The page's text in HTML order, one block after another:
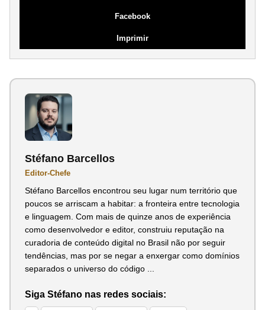
Facebook
Imprimir
Stéfano Barcellos
Editor-Chefe
Stéfano Barcellos encontrou seu lugar num território que
poucos se arriscam a habitar: a fronteira entre tecnologia
e linguagem. Com mais de quinze anos de experiência
como desenvolvedor e editor, construiu reputação na
curadoria de conteúdo digital no Brasil não por seguir
tendências, mas por se negar a enxergar como domínios
separados o universo do código ...
Siga Stéfano nas redes sociais: